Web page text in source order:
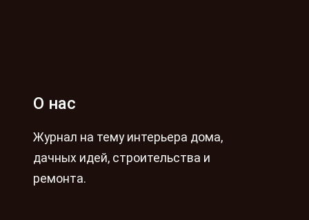
О нас
Журнал на тему интерьера дома,
дачных идей, строительства и
ремонта.